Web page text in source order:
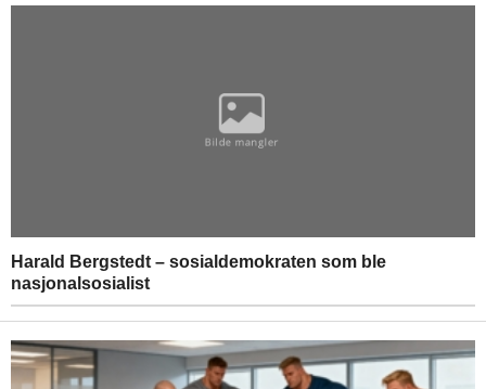
Harald Bergstedt – sosialdemokraten som ble
nasjonalsosialist